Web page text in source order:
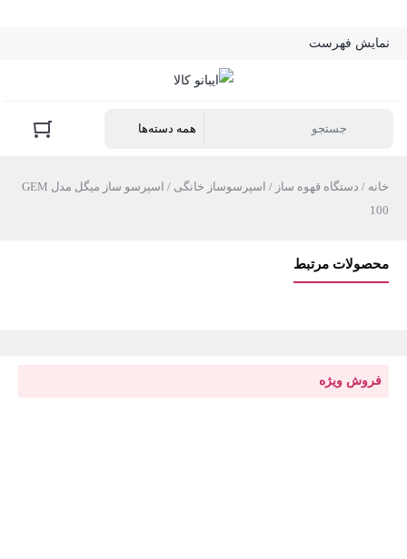
نمایش فهرست
خانه / دستگاه قهوه ساز / اسپرسوساز خانگی
/ اسپرسو ساز میگل مدل GEM
100
محصولات مرتبط
فروش ویژه